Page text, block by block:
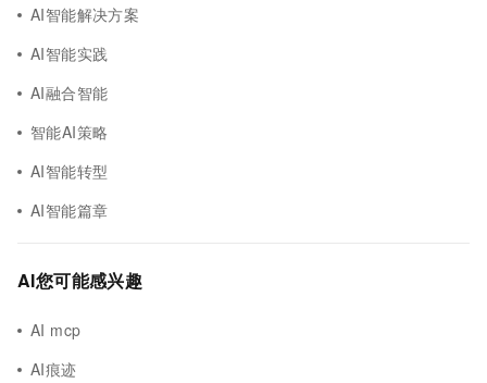
AI智能解决方案
AI智能实践
AI融合智能
智能AI策略
AI智能转型
AI智能篇章
AI您可能感兴趣
AI mcp
AI痕迹